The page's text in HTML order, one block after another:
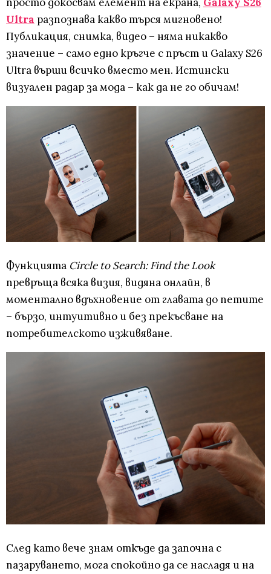
Ultra разпознава какво търся мигновено!
Публикация, снимка, видео – няма никакво
значение – само едно кръгче с пръст и Galaxy S26
Ultra върши всичко вместо мен. Истински
визуален радар за мода – как да не го обичам!
Функцията Circle to Search: Find the Look
превръща всяка визия, видяна онлайн, в
моментално вдъхновение от главата до петите
– бързо, интуитивно и без прекъсване на
потребителското изживяване.
След като вече знам откъде да започна с
пазаруването, мога спокойно да се насладя и на